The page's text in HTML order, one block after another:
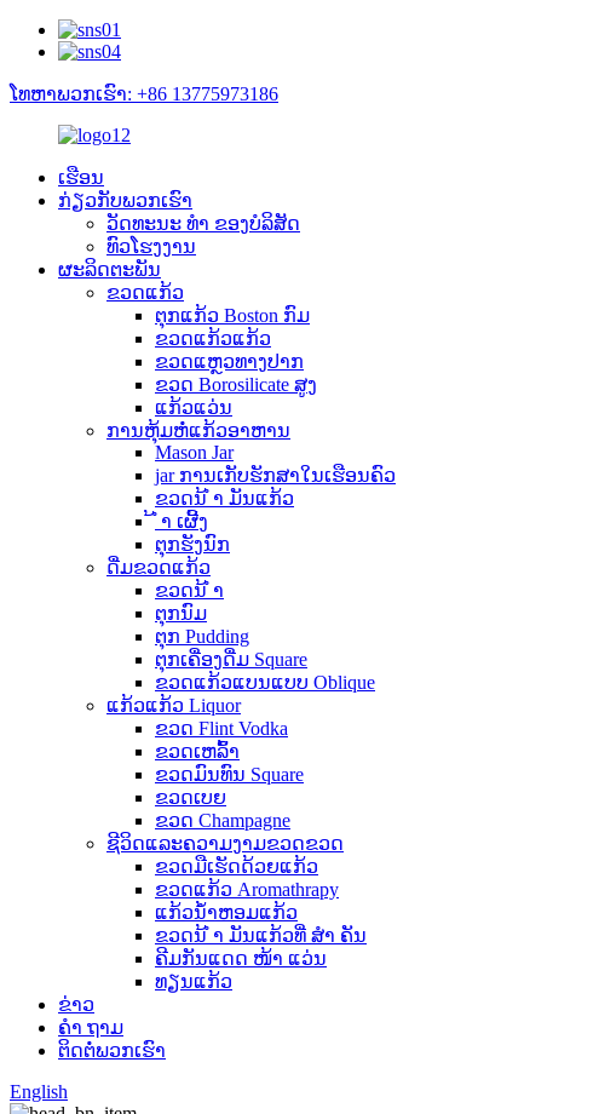
ໂທຫາພວກເຮົາ: +86 13775973186
ເຮືອນ
ກ່ຽວ​ກັບ​ພວກ​ເຮົາ
ວັດທະນະ ທຳ ຂອງບໍລິສັດ
ທົວໂຮງງານ
ຜະລິດຕະພັນ
ຂວດແກ້ວ
ຕຸກແກ້ວ Boston ກົມ
ຂວດແກ້ວແກ້ວ
ຂວດແຫຼວທາງປາກ
ຂວດ Borosilicate ສູງ
ແກ້ວແວ່ນ
ການຫຸ້ມຫໍ່ແກ້ວອາຫານ
Mason Jar
jar ການເກັບຮັກສາໃນເຮືອນຄົວ
ຂວດນ້ ຳ ມັນແກ້ວ
້ ຳ ເຜີ້ງ
ຕຸກຮັງນົກ
ດື່ມຂວດແກ້ວ
ຂວດນ້ ຳ
ຕຸກນົມ
ຕຸກ Pudding
ຕຸກເຄື່ອງດື່ມ Square
ຂວດແກ້ວແບນແບບ Oblique
ແກ້ວແກ້ວ Liquor
ຂວດ Flint Vodka
ຂວດເຫລົ້າ
ຂວດມົນທົນ Square
ຂວດເບຍ
ຂວດ Champagne
ຊີວິດແລະຄວາມງາມຂວດຂວດ
ຂວດມືເຮັດດ້ວຍແກ້ວ
ຂວດແກ້ວ Aromathrapy
ແກ້ວນໍ້າຫອມແກ້ວ
ຂວດນ້ ຳ ມັນແກ້ວທີ່ ສຳ ຄັນ
ຄີມກັນແດດ ໜ້າ ແວ່ນ
ທຽນແກ້ວ
ຂ່າວ
ຄຳ ຖາມ
ຕິດ​ຕໍ່​ພວກ​ເຮົາ
English